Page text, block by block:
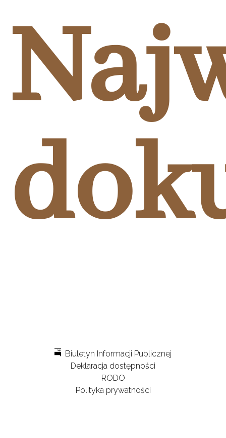
Biuletyn Informacji Publicznej
Deklaracja dostępności
RODO
Polityka prywatności